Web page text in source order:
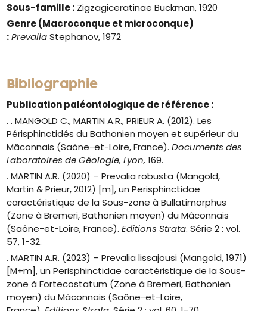
Sous-famille : Zigzagiceratinae Buckman, 1920
Genre(Macroconque et microconque)
: PrevaliaStephanov, 1972
Bibliographie
Publication paléontologique de référence :
. . MANGOLD C., MARTIN A.R., PRIEUR A. (2012). Les
Périsphinctidés du Bathonien moyen et supérieur du
Mâconnais (Saône-et-Loire, France).Documents des
Laboratoires de Géologie, Lyon, 169.
. MARTIN A.R. (2020) – Prevalia robusta (Mangold,
Martin & Prieur, 2012) [m], un Perisphinctidae
caractéristique de la Sous-zone à Bullatimorphus
(Zone à Bremeri, Bathonien moyen) du Mâconnais
(Saône-et-Loire, France).Editions Strata. Série 2 : vol.
57, 1-32.
. MARTIN A.R. (2023) – Prevalia lissajousi (Mangold, 1971)
[M+m], un Perisphinctidae caractéristique de la Sous-
zone à Fortecostatum (Zone à Bremeri, Bathonien
moyen) du Mâconnais (Saône-et-Loire,